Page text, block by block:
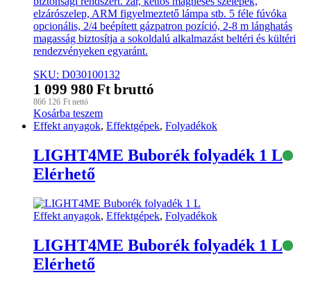
elzárószelep, ARM figyelmeztető lámpa stb. 5 féle fúvóka
opcionális, 2/4 beépített gázpatron pozíció, 2-8 m lánghatás
magasság biztosítja a sokoldalú alkalmazást beltéri és kültéri
rendezvényeken egyaránt.
SKU: D030100132
1 099 980 Ft bruttó
866 126 Ft nettó
Kosárba teszem
Effekt anyagok, Effektgépek, Folyadékok
LIGHT4ME Buborék folyadék 1 L
Elérhető
Effekt anyagok, Effektgépek, Folyadékok
LIGHT4ME Buborék folyadék 1 L
Elérhető